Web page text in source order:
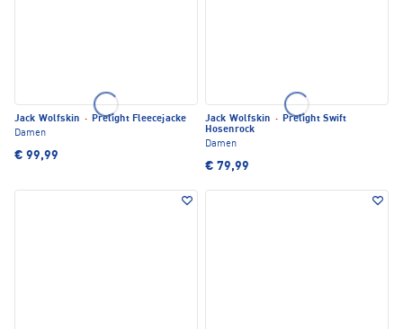
Jack Wolfskin · Prelight Fleecejacke
Damen
€ 99,99
Jack Wolfskin · Prelight Swift
Hosenrock
Damen
€ 79,99